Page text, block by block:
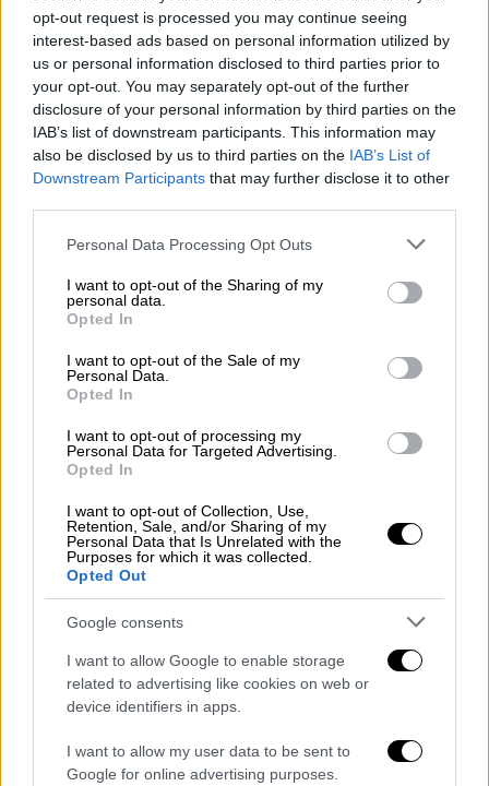
opt-out request is processed you may continue seeing
interest-based ads based on personal information utilized by
us or personal information disclosed to third parties prior to
your opt-out. You may separately opt-out of the further
disclosure of your personal information by third parties on the
IAB’s list of downstream participants. This information may
also be disclosed by us to third parties on the IAB’s List of
Downstream Participants that may further disclose it to other
Please note that this website/app uses one or more Google
not limited to your visit or usage behaviour. You may click to
grant or deny consent to Google and its third-party tags to
use your data for below specified purposes in below Google
consent section.
Personal Data Processing Opt Outs
I want to opt-out of the Sharing of my
personal data.
Opted In
I want to opt-out of the Sale of my
Personal Data.
Opted In
I want to opt-out of processing my
Personal Data for Targeted Advertising.
Opted In
I want to opt-out of Collection, Use,
Retention, Sale, and/or Sharing of my
Personal Data that Is Unrelated with the
Purposes for which it was collected.
Opted Out
Google consents
I want to allow Google to enable storage
related to advertising like cookies on web or
device identifiers in apps.
I want to allow my user data to be sent to
Google for online advertising purposes.
Το κατηγορητήριο πλέον βαραίνει
σημαντικά με την προσθήκη αδικημάτων
κακουργηματικού χαρακτήρα, όπως η έκρηξη
και ο εμπρησμός με ενδεχόμενο δόλο
Αυτή είναι η εμφάνιση του Good Job
Nicky στον Β' Ημιτελικό - Ένα από τα
φαβορί για νίκη
Ο γιος του Γιάννη Πάριου και της Σοφίας
Αλιμπέρτη ξεχωρίζει για την ιδιαίτερη
φωνή του